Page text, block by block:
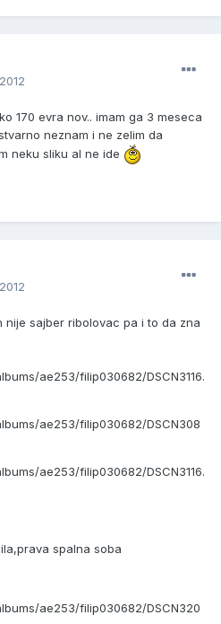
170 evra nov.. imam ga 3 meseca
neznam i ne zelim da
neku sliku al ne ide
nije sajber ribolovac pa i to da zna
ae253/filip030682/DSCN3116.
ae253/filip030682/DSCN308
ae253/filip030682/DSCN3116.
spalna soba
ae253/filip030682/DSCN320